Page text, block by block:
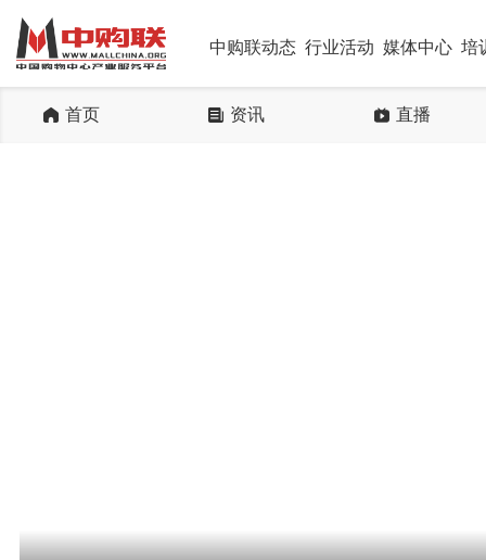
中购联动态 行业活动 媒体中心 培
首页 资讯 直播